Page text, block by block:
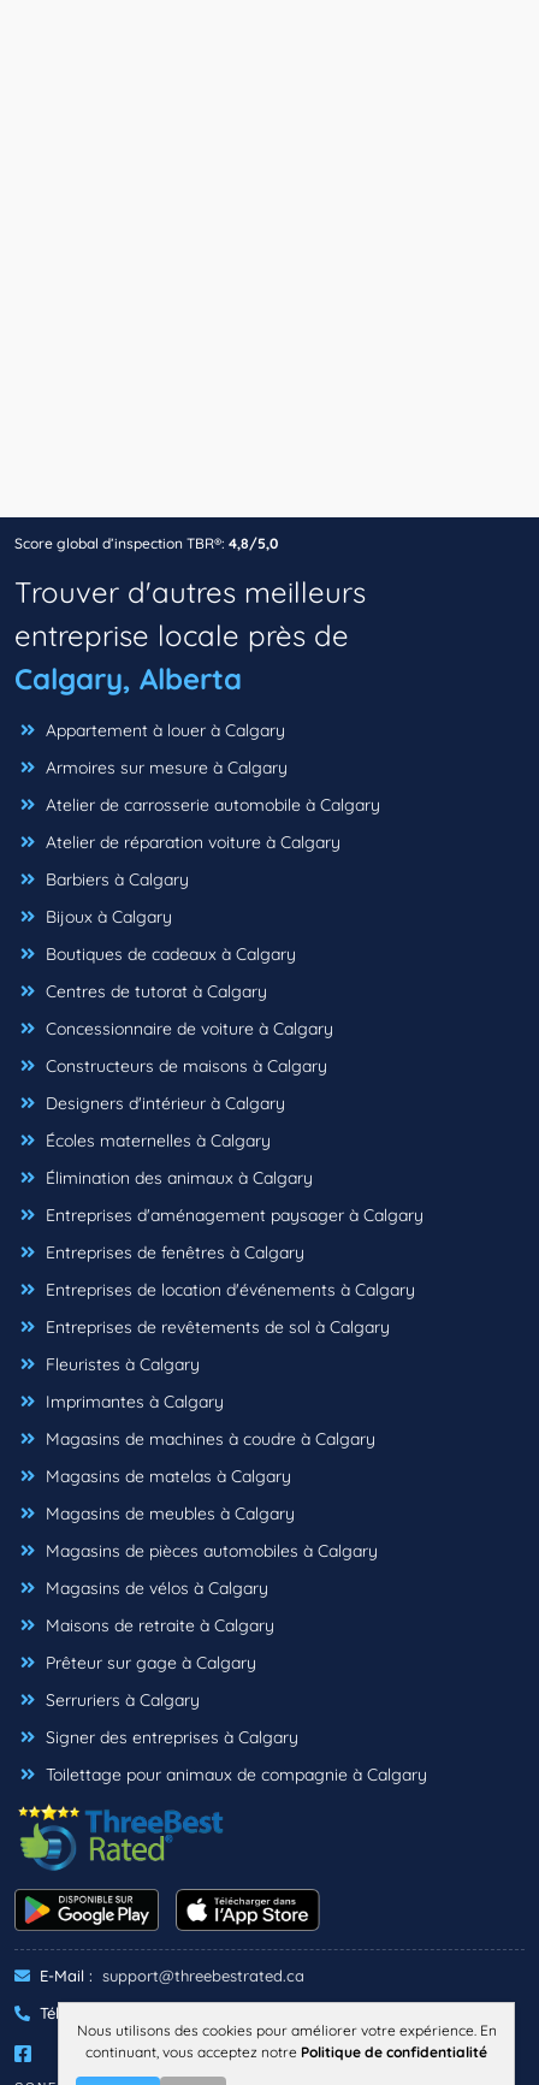
Score global d’inspection TBR®: 4,8/5,0
Trouver d'autres meilleurs
entreprise locale près de
Calgary, Alberta
Appartement à louer à Calgary
Armoires sur mesure à Calgary
Atelier de carrosserie automobile à Calgary
Atelier de réparation voiture à Calgary
Barbiers à Calgary
Bijoux à Calgary
Boutiques de cadeaux à Calgary
Centres de tutorat à Calgary
Concessionnaire de voiture à Calgary
Constructeurs de maisons à Calgary
Designers d'intérieur à Calgary
Écoles maternelles à Calgary
Élimination des animaux à Calgary
Entreprises d'aménagement paysager à Calgary
Entreprises de fenêtres à Calgary
Entreprises de location d'événements à Calgary
Entreprises de revêtements de sol à Calgary
Fleuristes à Calgary
Imprimantes à Calgary
Magasins de machines à coudre à Calgary
Magasins de matelas à Calgary
Magasins de meubles à Calgary
Magasins de pièces automobiles à Calgary
Magasins de vélos à Calgary
Maisons de retraite à Calgary
Prêteur sur gage à Calgary
Serruriers à Calgary
Signer des entreprises à Calgary
Toilettage pour animaux de compagnie à Calgary
E-Mail : support@threebestrated.ca
Téléphone :
Nous utilisons des cookies pour améliorer votre expérience. En
continuant, vous acceptez notre Politique de confidentialité